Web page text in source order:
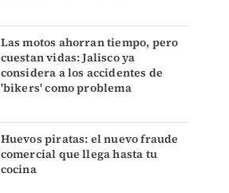
Las motos ahorran tiempo, pero
cuestan vidas: Jalisco ya
considera a los accidentes de
'bikers' como problema
Huevos piratas: el nuevo fraude
comercial que llega hasta tu
cocina